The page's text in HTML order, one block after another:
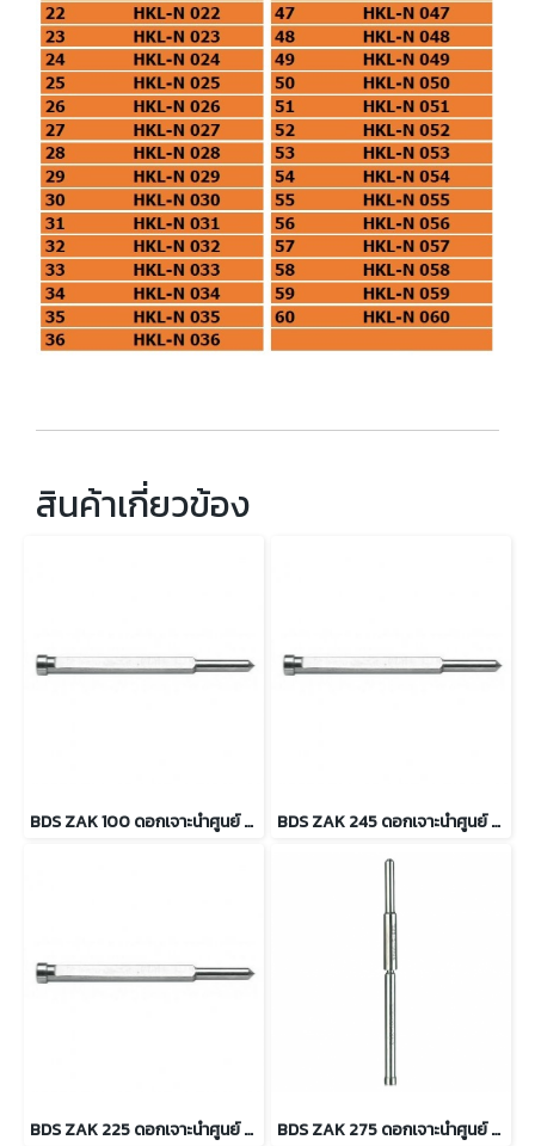
สินค้าเกี่ยวข้อง
BDS ZAK 100 ดอกเจาะนำศูนย์ (สำหรับเจ็ทบอส HKL เจาะลึก 55 มม.) BDS ZAK 245 ดอกเจาะนำศูนย์ สำหรับเจ็ทบอส HKX-L เจาะลึก 75 มม.
BDS ZAK 225 ดอกเจาะนำศูนย์ สำหรับเจ็ทบอส HKX-L เจาะลึก 75 มม. BDS ZAK 275 ดอกเจาะนำศูนย์ สำหรับเจ็ทบอส HKE-L เจาะลึก 110 มม.